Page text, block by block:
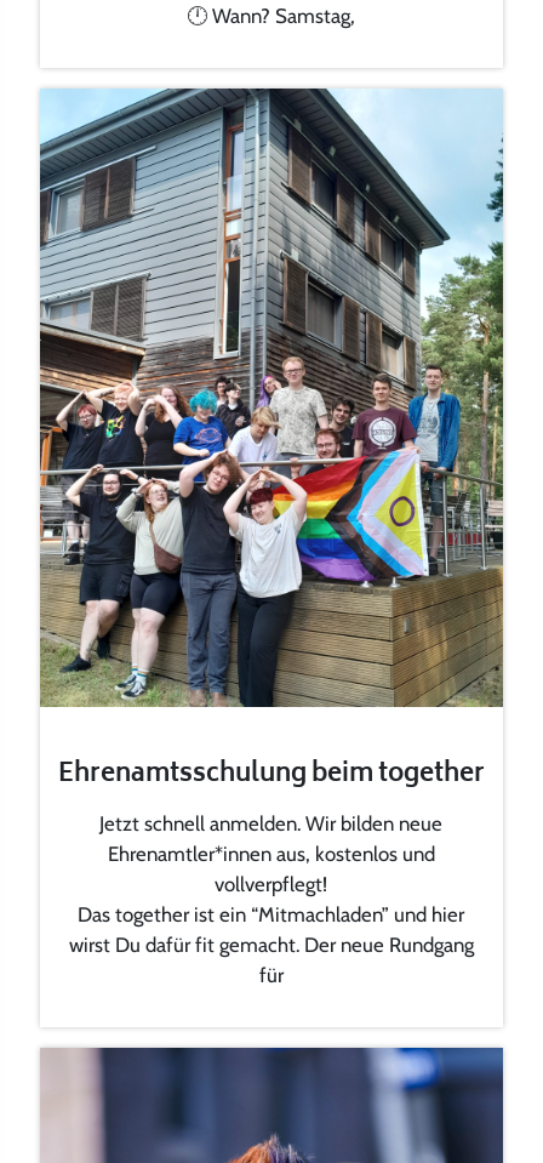
🕛 Wann? Samstag,
Ehrenamtsschulung beim together
Jetzt schnell anmelden. Wir bilden neue
Ehrenamtler*innen aus, kostenlos und
vollverpflegt!
Das together ist ein “Mitmachladen” und hier
wirst Du dafür fit gemacht. Der neue Rundgang
für